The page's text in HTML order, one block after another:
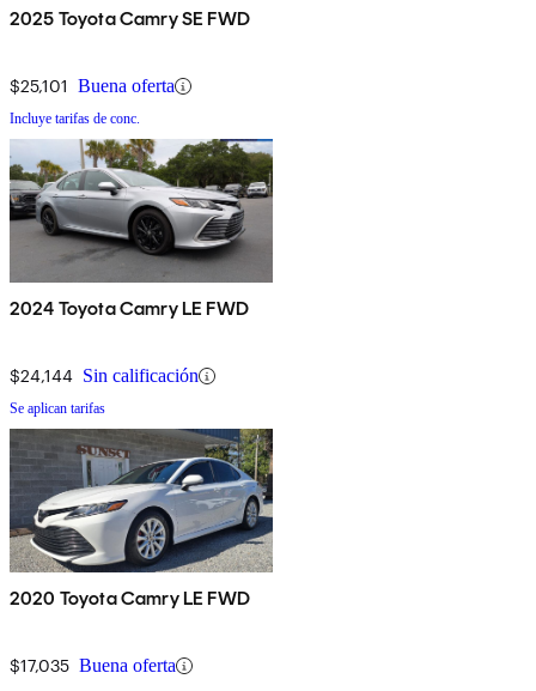
2025 Toyota Camry SE FWD
$25,101 Buena oferta
Incluye tarifas de conc.
2024 Toyota Camry LE FWD
$24,144 Sin calificación
Se aplican tarifas
2020 Toyota Camry LE FWD
$17,035 Buena oferta